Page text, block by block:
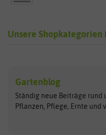
Unsere Shopkategorien
Exotische Samen
Gemüsesamen
Gründünger
Arche Noah
ASB Greenworld
Gartenblog
Ständig neue Beiträge rund
Pflanzen, Pflege, Ernte und